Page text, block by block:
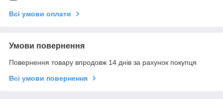
Всі умови оплати
Умови повернення
Повернення товару впродовж 14 днів за рахунок покупця
Всі умови повернення